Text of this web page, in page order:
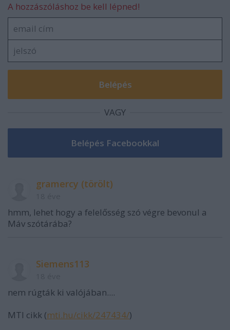
A hozzászóláshoz be kell lépned!
VAGY
gramercy (törölt)
hmm, lehet hogy a felelősség szó végre bevonul a
Máv szótárába?
Siemens113
nem rúgták ki valójában....
MTI cikk (mti.hu/cikk/247434/)